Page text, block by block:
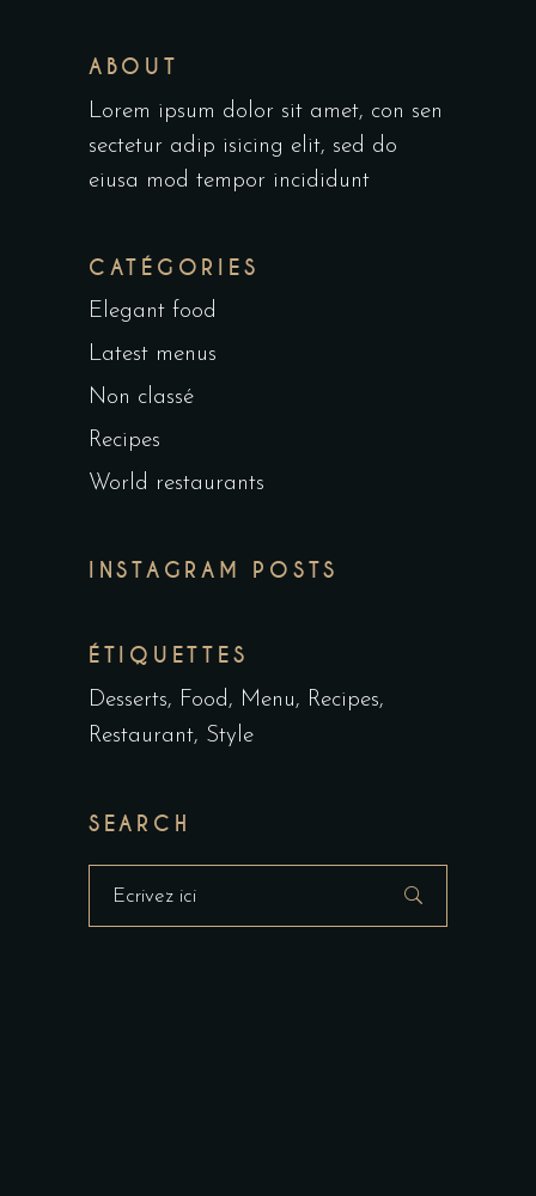
ABOUT
Lorem ipsum dolor sit amet, con sen
sectetur adip isicing elit, sed do
eiusa mod tempor incididunt
CATÉGORIES
Elegant food
Latest menus
Non classé
Recipes
World restaurants
INSTAGRAM POSTS
ÉTIQUETTES
Desserts Food Menu
Recipes
Restaurant Style
SEARCH